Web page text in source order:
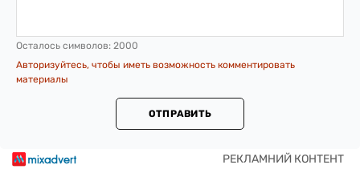
Осталось символов: 2000
Авторизуйтесь, чтобы иметь возможность комментировать
материалы
ОТПРАВИТЬ